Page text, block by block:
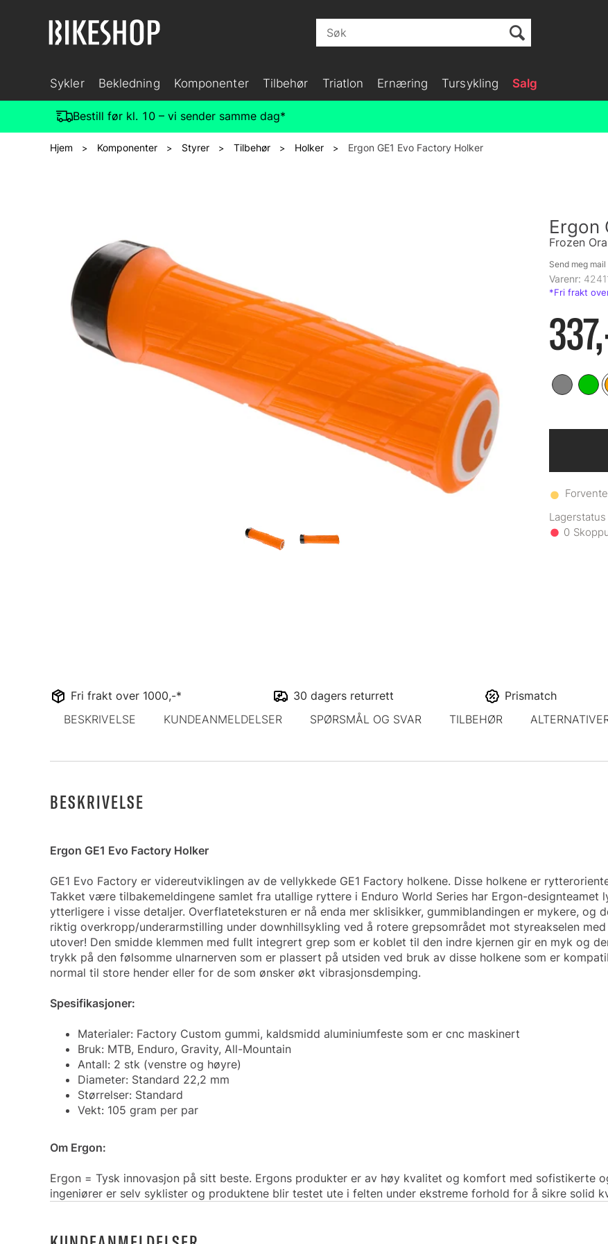
Sykler Bekledning Komponenter Tilbehør Triatlon Ernæring Tursykling Salg
Bestill før kl. 10 – vi sender samme dag*
Hjem > Komponenter > Styrer > Tilbehør > Holker > Ergon GE1 Evo Factory Holker
Ergon
Frozen
Varenr:
0
Fri frakt over 1000,-* 30 dagers returrett Prismatch
Send meg
BESKRIVELSE KUNDEANMELDELSER SPØRSMÅL OG SVAR TILBEHØR
BESKRIVELSE
Ergon GE1 Evo Factory Holker
GE1 Evo Factory er videreutviklingen av de vellykkede GE1 Factory holkene. Disse holkene er
Takket være tilbakemeldingene samlet fra utallige ryttere i Enduro World Series har Ergon-
ytterligere i visse detaljer. Overflateteksturen er nå enda mer sklisikker, gummiblandingen er mykere,
riktig overkropp/underarmstilling under downhillsykling ved å rotere grepsområdet mot styreakselen
utover! Den smidde klemmen med fullt integrert grep som er koblet til den indre kjernen gir en myk og
trykk på den følsomme ulnarnerven som er plassert på utsiden ved bruk av disse holkene som er
normal til store hender eller for de som ønsker økt vibrasjonsdemping.
Spesifikasjoner:
Materialer: Factory Custom gummi, kaldsmidd aluminiumfeste som er cnc maskinert
Bruk: MTB, Enduro, Gravity, All-Mountain
Antall: 2 stk (venstre og høyre)
Diameter: Standard 22,2 mm
Størrelser: Standard
Vekt: 105 gram per par
Om Ergon:
Ergon = Tysk innovasjon på sitt beste. Ergons produkter er av høy kvalitet og komfort med sofistikerte
ingeniører er selv syklister og produktene blir testet ute i felten under ekstreme forhold for å sikre solid